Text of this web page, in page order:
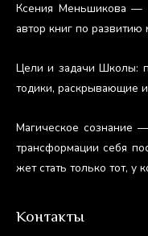
Ксе­ния Мень­ши­кова —
ав­тор книг по раз­ви­тию
Це­ли и за­дачи Шко­лы:
тоди­ки, рас­кры­ва­ющие
Ма­гичес­кое соз­на­ние
тран­сфор­ма­ции се­бя
жет стать толь­ко тот, у
Контакты